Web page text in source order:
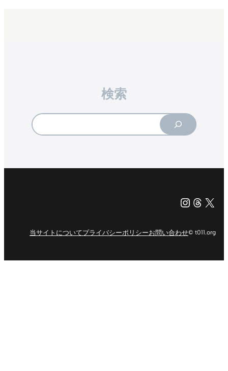
検索
X（旧
当サイトについてプライバシーポリシーお問い合わせ© t011.org